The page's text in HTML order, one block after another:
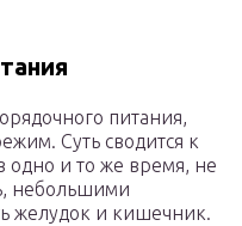
питания,
Суть сводится к
одно и то же время, не
небольшими
желудок и кишечник.